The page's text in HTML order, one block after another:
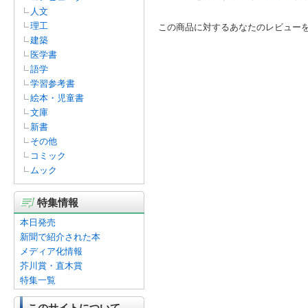
人文
理工
建築
医学書
語学
学習参考書
絵本・児童書
文庫
新書
その他
コミック
ムック
特集情報
本日発売
新聞で紹介された本
メディア化情報
芥川賞・直木賞
特集一覧
この商品に対するあなたのレビュー